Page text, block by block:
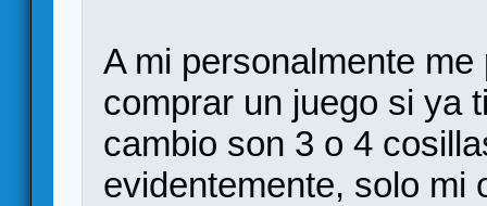
A mi personalmente
comprar un juego si ya
cambio son 3 o 4
evidentemente, solo mi